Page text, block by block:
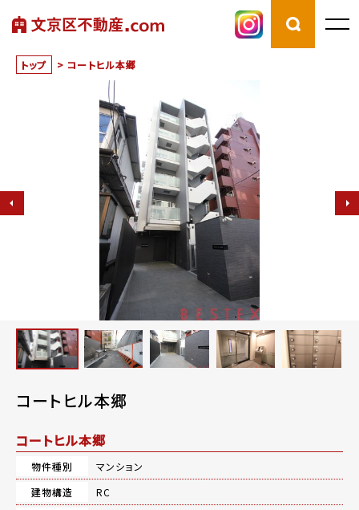
トップ > コートヒル本郷
コートヒル本郷
コートヒル本郷
物件種別
マンション
建物構造
RC